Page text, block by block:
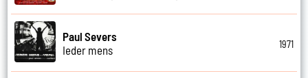
Paul Severs
Ieder mens
1971